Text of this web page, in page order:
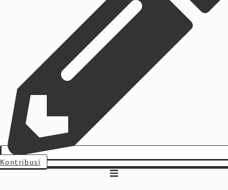
Kontribusi